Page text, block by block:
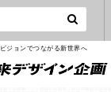
ビジョンでつながる新世界へ